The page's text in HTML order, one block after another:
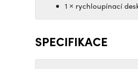
1 × rychloupínací
SPECIFIKACE